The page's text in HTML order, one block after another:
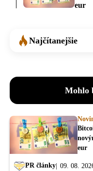
eur
Najčítanejšie
Mohlo
eur
PR články 09. 08.